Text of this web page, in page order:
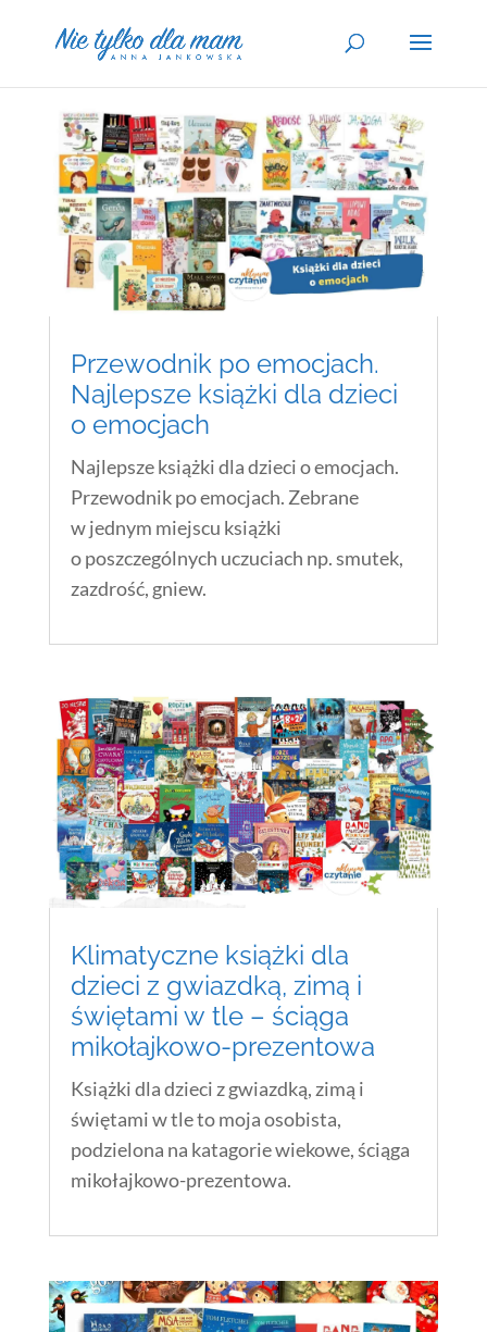
Przewodnik po emocjach.
Najlepsze książki dla dzieci
o emocjach
Najlepsze książki dla dzieci o emocjach.
Przewodnik po emocjach. Zebrane
w jednym miejscu książki
o poszczególnych uczuciach np. smutek,
zazdrość, gniew.
Klimatyczne książki dla
dzieci z gwiazdką, zimą i
świętami w tle – ściąga
mikołajkowo-prezentowa
Książki dla dzieci z gwiazdką, zimą i
świętami w tle to moja osobista,
podzielona na katagorie wiekowe, ściąga
mikołajkowo-prezentowa.